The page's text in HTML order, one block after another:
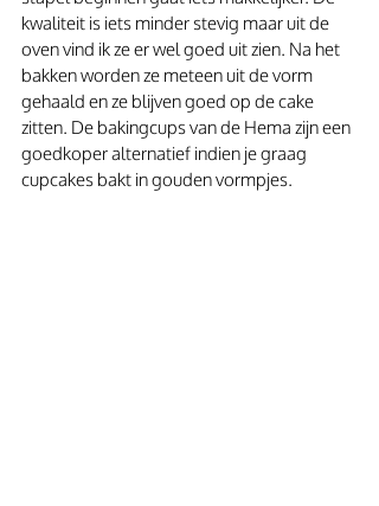
kwaliteit is iets minder stevig maar uit de
oven vind ik ze er wel goed uit zien. Na het
bakken worden ze meteen uit de vorm
gehaald en ze blijven goed op de cake
zitten. De bakingcups van de Hema zijn een
goedkoper alternatief indien je graag
cupcakes bakt in gouden vormpjes.